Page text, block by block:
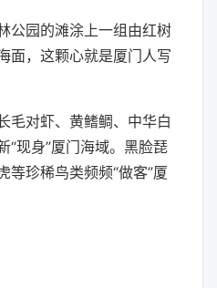
公园的滩涂上一组由红树
面，这颗心就是厦门人写
毛对虾、黄鳍鲷、中华白
“现身”厦门海域。黑脸琵
等珍稀鸟类频频“做客”厦